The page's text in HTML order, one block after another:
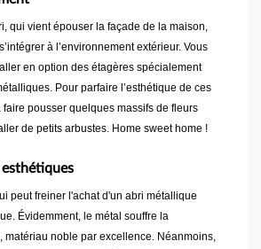
qui vient épouser la façade de la maison,
à l’environnement extérieur. Vous
en option des étagères spécialement
Pour parfaire l’esthétique de ces
faire pousser quelques massifs de fleurs
de petits arbustes. Home sweet home !
peut freiner l'achat d'un abri métallique
Évidemment, le métal souffre la
matériau noble par excellence. Néanmoins,